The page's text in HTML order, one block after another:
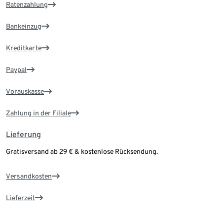
Ratenzahlung
Bankeinzug
Kreditkarte
Paypal
Vorauskasse
Zahlung in der Filiale
Lieferung
Gratisversand ab 29 € & kostenlose Rücksendung.
Versandkosten
Lieferzeit